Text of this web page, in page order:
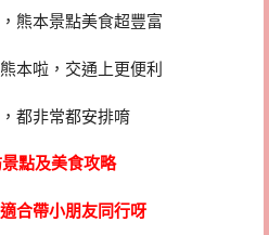
熊本景點美食超豐富
本啦，交通上更便利
都非常都安排唷
點及美食攻略
合帶小朋友同行呀